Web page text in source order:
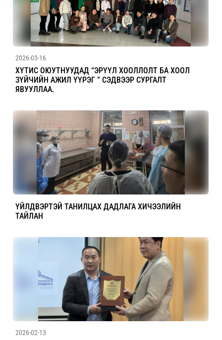
2026-03-16
ХҮТИС ОЮУТНУУДАД “ЭРҮҮЛ ХООЛЛОЛТ БА ХООЛ
ЗҮЙЧИЙН АЖИЛ ҮҮРЭГ ” СЭДВЭЭР СУРГАЛТ
ЯВУУЛЛАА.
ҮЙЛДВЭРТЭЙ ТАНИЛЦАХ ДАДЛАГА ХИЧЭЭЛИЙН
ТАЙЛАН
2026-02-13